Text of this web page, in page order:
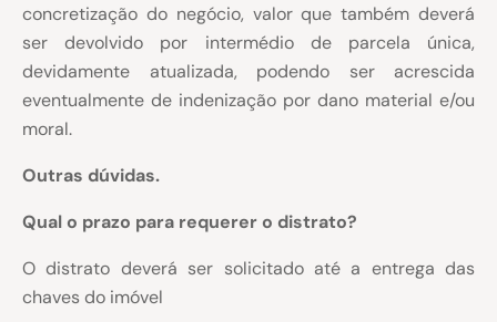
concretização do negócio, valor que também deverá
ser devolvido por intermédio de parcela única,
devidamente atualizada, podendo ser acrescida
eventualmente de indenização por dano material e/ou
moral.
Outras dúvidas.
Qual o prazo para requerer o distrato?
O distrato deverá ser solicitado até a entrega das
chaves do imóvel